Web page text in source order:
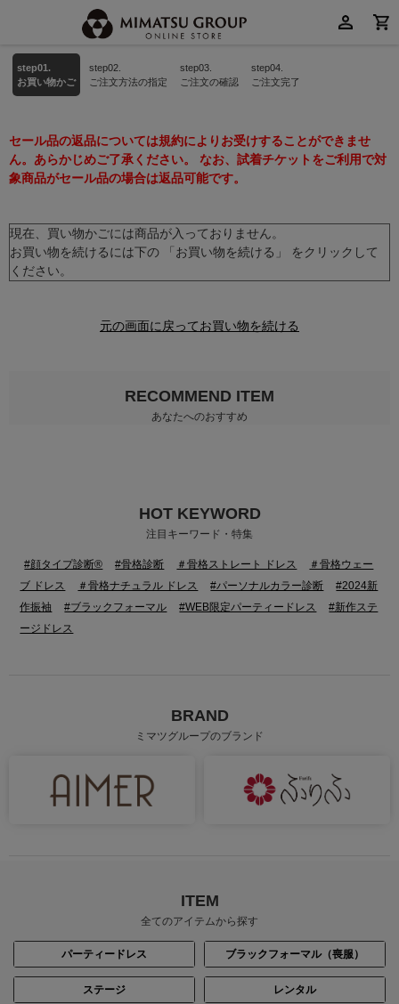
step01.
お買い物かご
step02.
ご注文方法の指定
step03.
ご注文の確認
step04.
ご注文完了
セール品の返品については規約によりお受けすることができませ
ん。あらかじめご了承ください。 なお、試着チケットをご利用で対
象商品がセール品の場合は返品可能です。
現在、買い物かごには商品が入っておりません。
お買い物を続けるには下の 「お買い物を続ける」 をクリックして
ください。
元の画面に戻ってお買い物を続ける
RECOMMEND ITEM
あなたへのおすすめ
HOT KEYWORD
注目キーワード・特集
#顔タイプ診断® #骨格診断 ＃骨格ストレート ドレス
＃骨格ウェー
ブ ドレス
＃骨格ナチュラル ドレス #パーソナルカラー診断
#2024新
作振袖
#ブラックフォーマル #WEB限定パーティードレス
#新作ステ
ージドレス
BRAND
ミマツグループのブランド
ITEM
全てのアイテムから探す
パーティードレス ブラックフォーマル（喪服）
ステージ レンタル